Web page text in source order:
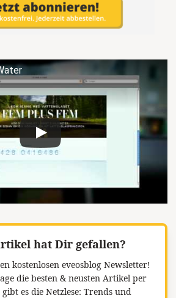
hat Dir gefallen?
kostenlosen eveosblog Newsletter!
die besten & neusten Artikel per
es die Netzlese: Trends und